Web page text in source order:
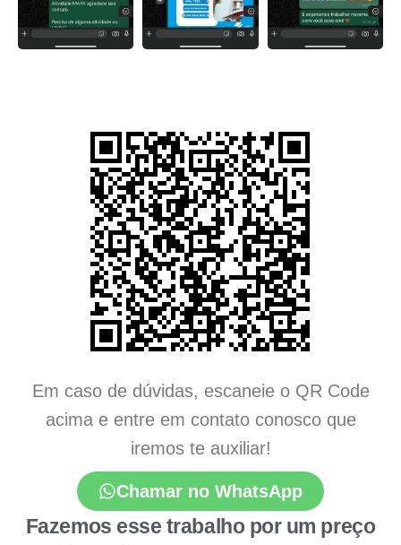
Em caso de dúvidas, escaneie o QR Code
acima e entre em contato conosco que
iremos te auxiliar!
Chamar no WhatsApp
Fazemos esse trabalho por um preço